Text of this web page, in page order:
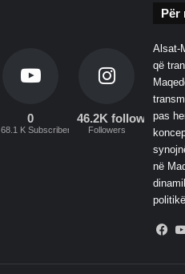
0
68.1 K Subscribers
46.2K followers
Followers
Për
Alsat-
që
pas
në